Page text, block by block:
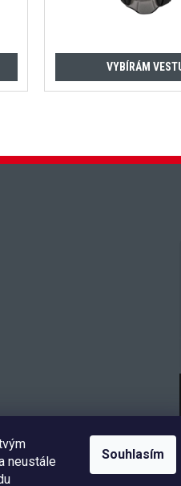
neustále
Souhlasím
VYBÍRÁM